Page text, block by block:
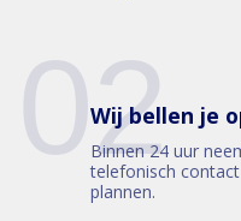
02
Wij bellen je
Binnen 24 uur
telefonisch
plannen.